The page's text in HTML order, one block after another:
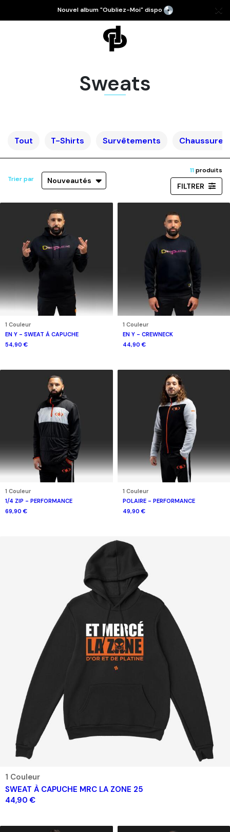
Nouvel album "Oubliez-Moi" dispo
Sweats
Tout T-Shirts Survêtements
Trier par Nouveautés
11produits
FILTRER
1 Couleur
EN Y - SWEAT À CAPUCHE
54,90 €
1 Couleur
EN Y - CREWNECK
44,90 €
1 Couleur
1/4 ZIP - PERFORMANCE
69,90 €
1 Couleur
POLAIRE - PERFORMANCE
49,90 €
1 Couleur
SWEAT À CAPUCHE MRC LA ZONE 25
44,90 €